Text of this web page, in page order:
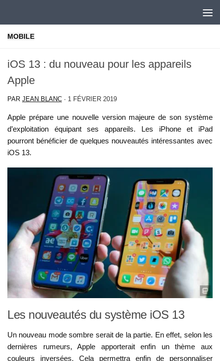
MOBILE
iOS 13 : du nouveau pour les appareils
Apple
PAR JEAN BLANC · 1 FÉVRIER 2019
Apple prépare une nouvelle version majeure de son système
d’exploitation équipant ses appareils. Les iPhone et iPad
pourront bénéficier de quelques nouveautés intéressantes avec
iOS 13.
Les nouveautés du système iOS 13
Un nouveau mode sombre serait de la partie. En effet, selon les
dernières rumeurs, Apple apporterait enfin un thème aux
couleurs inversées. Cela permettra enfin de personnaliser